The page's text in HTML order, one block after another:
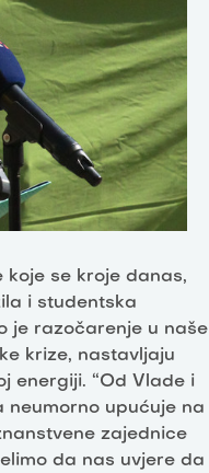
koje se kroje danas,
i studentska
je razočarenje u naše
krize, nastavljaju
energiji. “Od Vlade i
upućuje na
zajednice
da nas uvjere da